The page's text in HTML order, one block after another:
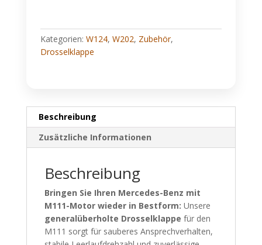
Kategorien: W124, W202, Zubehör,
Drosselklappe
Beschreibung
Zusätzliche Informationen
Beschreibung
Bringen Sie Ihren Mercedes-Benz mit
M111-Motor wieder in Bestform: Unsere
generalüberholte Drosselklappe für den
M111 sorgt für sauberes Ansprechverhalten,